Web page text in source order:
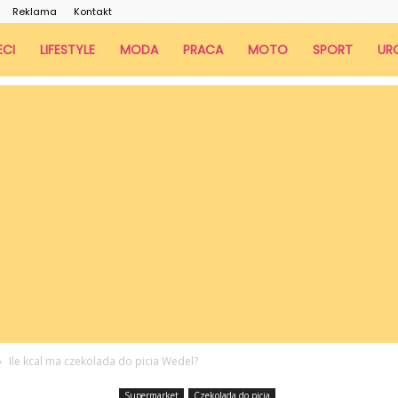
Reklama Kontakt
LIFESTYLE MODA PRACA MOTO SPORT
Ile kcal ma czekolada do picia Wedel?
Supermarket Czekolada do picia